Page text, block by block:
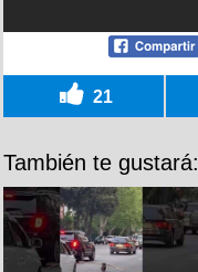
21
También te gustará: